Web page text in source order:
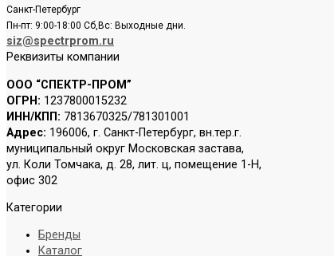
Санкт-Петербург
Пн-пт: 9:00-18:00 Сб,Вс: Выходные дни.
siz@spectrprom.ru
Реквизиты компании
ООО “СПЕКТР-ПРОМ”
ОГРН: 1237800015232
ИНН/КПП: 7813670325/781301001
Адрес: 196006, г. Санкт-Петербург, вн.тер.г.
муниципальный округ Московская застава,
ул. Коли Томчака, д. 28, лит. ц, помещение 1-Н,
офис 302
Категории
Бренды
Каталог